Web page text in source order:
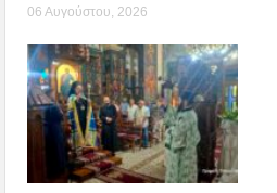
06 Αυγούστου, 2026